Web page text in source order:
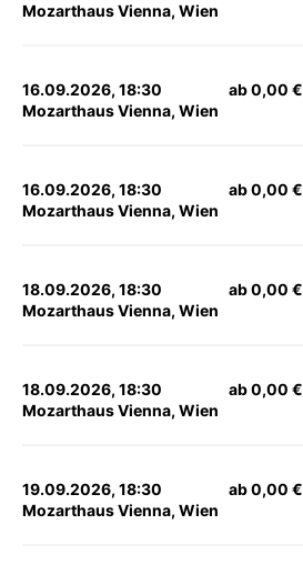
Mozarthaus Vienna, Wien
16.09.2026, 18:30
Mozarthaus Vienna, Wien
ab 0,00 €
16.09.2026, 18:30
Mozarthaus Vienna, Wien
ab 0,00 €
18.09.2026, 18:30
Mozarthaus Vienna, Wien
ab 0,00 €
18.09.2026, 18:30
Mozarthaus Vienna, Wien
ab 0,00 €
19.09.2026, 18:30
Mozarthaus Vienna, Wien
ab 0,00 €